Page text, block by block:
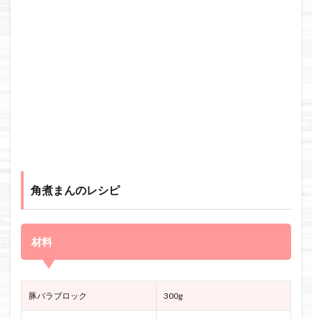
角煮まんのレシピ
材料
豚バラブロック 300g